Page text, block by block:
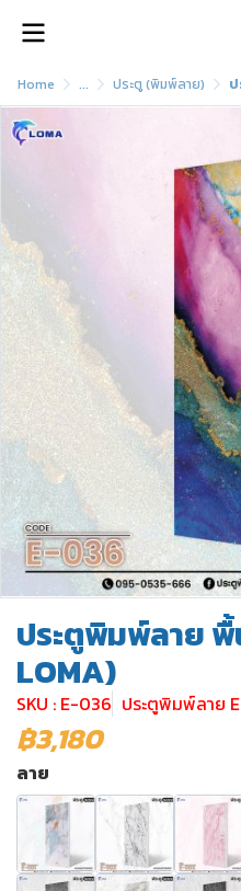
Home ... ประตู (พิมพ์ลาย)
ประตูพิมพ์ลาย
LOMA)
SKU : E-036 ประตูพิมพ์ลาย
฿3,180
ลาย